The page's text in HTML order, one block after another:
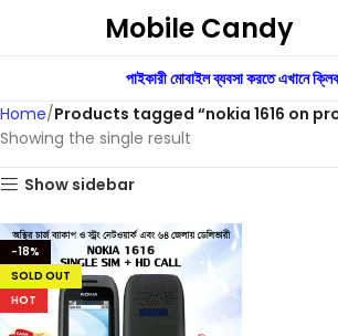
Mobile Candy
পাইকারী মোবাইল ব্যবসা করতে এখানে
Home Products tagged “nokia 1616 on
Showing the single result
Show sidebar
-18%
SOLD OUT
HOT